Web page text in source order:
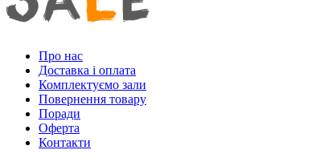
Про нас
Доставка і оплата
Комплектуємо зали
Повернення товару
Поради
Оферта
Контакти